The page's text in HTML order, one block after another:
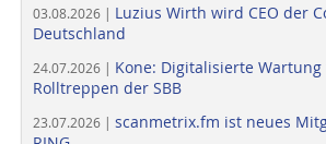
03.08.2026 | Luzius Wirth wird CEO der
Deutschland
24.07.2026 | Kone: Digitalisierte
Rolltreppen der SBB
23.07.2026 | scanmetrix.fm ist neues